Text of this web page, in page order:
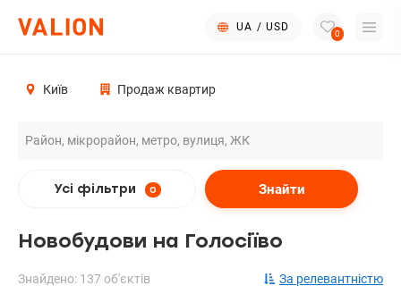
UA / USD
0
Київ Продаж квартир
Усі фільтри 0 Знайти
Новобудови на Голосіїво
Знайдено: 137 об'єктів За релевантністю